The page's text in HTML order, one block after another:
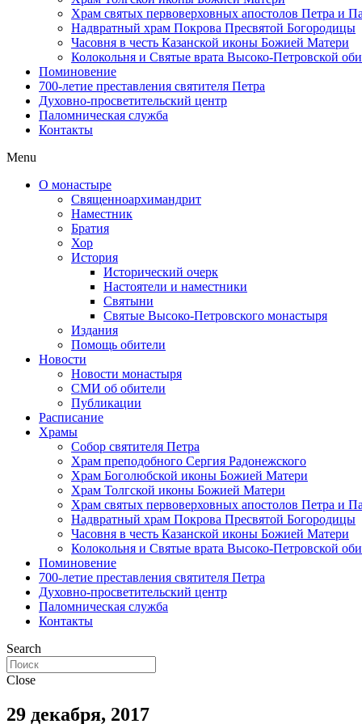
Храм святых первоверховных апостолов Петра и
Надвратный храм Покрова Пресвятой Богородицы
Часовня в честь Казанской иконы Божией Матери
Колокольня и Святые врата Высоко-Петровской
Поминовение
700-летие преставления святителя Петра
Духовно-просветительский центр
Паломническая служба
Контакты
Menu
О монастыре
Священноархимандрит
Наместник
Братия
Хор
История
Исторический очерк
Настоятели и наместники
Святыни
Святые Высоко-Петровского монастыря
Издания
Помощь обители
Новости
Новости монастыря
СМИ об обители
Публикации
Расписание
Храмы
Собор святителя Петра
Храм преподобного Сергия Радонежского
Храм Боголюбской иконы Божией Матери
Храм Толгской иконы Божией Матери
Храм святых первоверховных апостолов Петра и
Надвратный храм Покрова Пресвятой Богородицы
Часовня в честь Казанской иконы Божией Матери
Колокольня и Святые врата Высоко-Петровской
Поминовение
700-летие преставления святителя Петра
Духовно-просветительский центр
Паломническая служба
Контакты
Search
Close
29 декабря, 2017